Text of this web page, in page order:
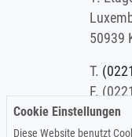
50939
T.
F.
E.
Cookie Einstellungen
Diese Website benutzt